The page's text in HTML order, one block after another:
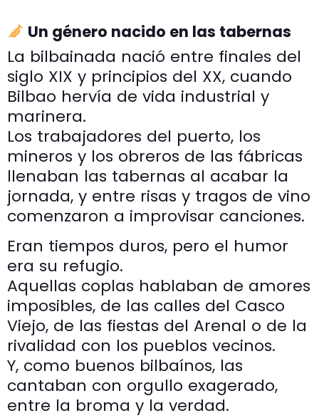
Un género nacido en las tabernas
La bilbainada nació entre finales del
siglo XIX y principios del XX, cuando
Bilbao hervía de vida industrial y
marinera.
Los trabajadores del puerto, los
mineros y los obreros de las fábricas
llenaban las tabernas al acabar la
jornada, y entre risas y tragos de vino
comenzaron a improvisar canciones.
Eran tiempos duros, pero el humor
era su refugio.
Aquellas coplas hablaban de amores
imposibles, de las calles del Casco
Viejo, de las fiestas del Arenal o de la
rivalidad con los pueblos vecinos.
Y, como buenos bilbaínos, las
cantaban con orgullo exagerado,
entre la broma y la verdad.